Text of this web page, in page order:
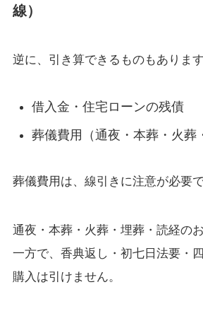
線）
逆に、引き算できるものもあります
借入金・住宅ローンの残債
葬儀費用（通夜・本葬・火葬
葬儀費用は、線引きに注意が必要で
通夜・本葬・火葬・埋葬・読経の
一方で、香典返し・初七日法要・
購入は引けません。